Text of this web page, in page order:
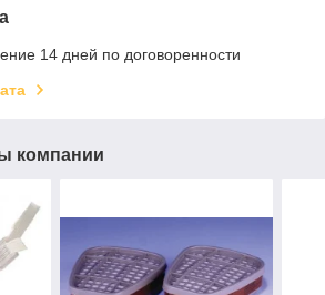
14 дней по договоренности
компании